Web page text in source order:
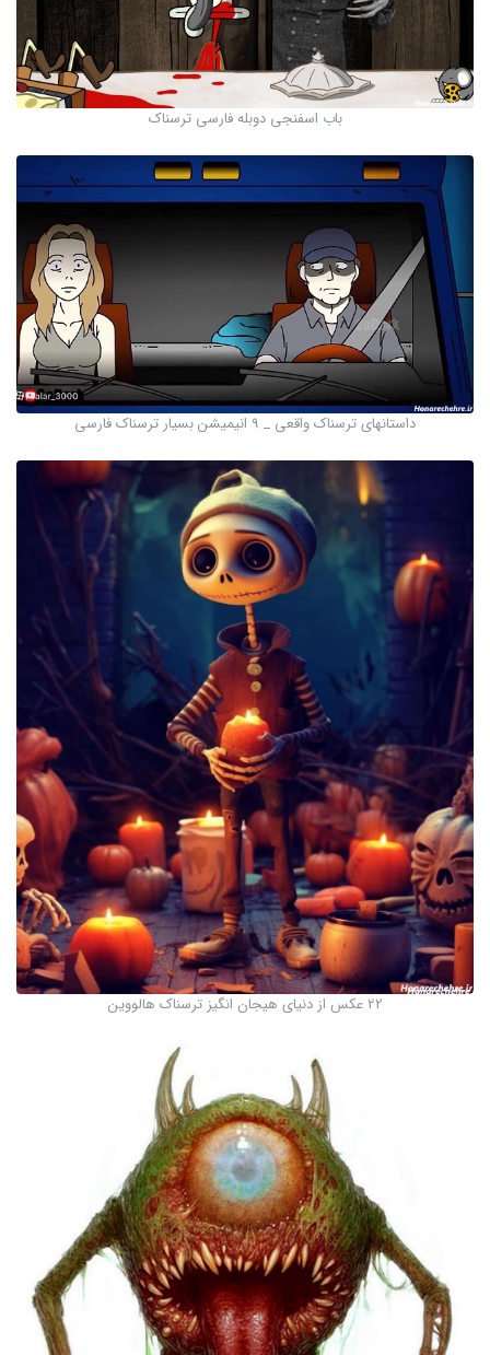
باب اسفنجی دوبله فارسی ترسناک
داستانهای ترسناک واقعی _ 9 انیمیشن بسیار ترسناک فارسی
22 عکس از دنیای هیجان انگیز ترسناک هالووین